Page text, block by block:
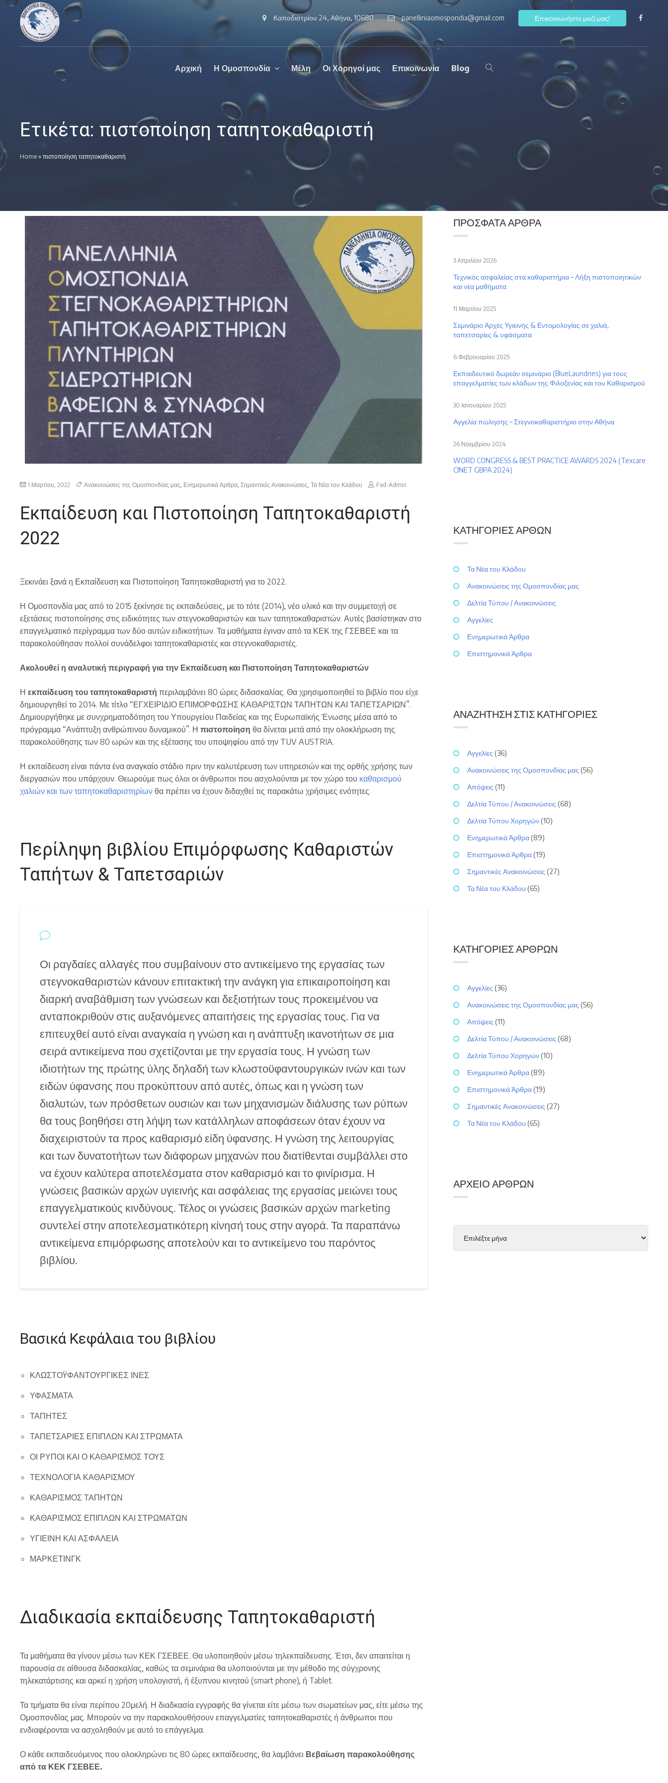
Πανελλήνια
Ομοσπονδία
Καθαριστηρίων
Ο επίσημος
ιστοχώρος της
Πανελλήνια
Ομοσπονδία
Καποδιστρίου 24, Αθήνα, 10680 panelliniaomospondia@gmail.com Επικοινωνήστε μαζί μας!
Αρχική Η Ομοσπονδία Μέλη Οι Χορηγοί μας Επικοινωνία Blog
Ετικέτα: πιστοποίηση ταπητοκαθαριστή
Home » πιστοποίηση ταπητοκαθαριστή
1 Μαρτίου, 2022 Ανακοινώσεις της Ομοσπονδίας μας, Ενημερωτικά Άρθρα, Σημαντικές Ανακοινώσεις, Τα Νέα του Κλάδου Fed-Admin
Εκπαίδευση και Πιστοποίηση Ταπητοκαθαριστή
2022
Ξεκινάει ξανά η Εκπαίδευση και Πιστοποίηση Ταπητοκαθαριστή για το 2022.
Η Ομοσπονδία μας από το 2015 ξεκίνησε τις εκπαιδεύσεις, με το τότε (2014), νέο υλικό και την συμμετοχή σε
εξετάσεις πιστοποίησης στις ειδικότητες των στεγνοκαθαριστών και των ταπητοκαθαριστών. Αυτές βασίστηκαν στο
επαγγελματικό περίγραμμα των δύο αυτών ειδικοτήτων. Τα μαθήματα έγιναν από τα ΚΕΚ της ΓΣΕΒΕΕ και τα
παρακολούθησαν πολλοί συνάδελφοι ταπητοκαθαριστές και στεγνοκαθαριστές.
Ακολουθεί η αναλυτική περιγραφή για την Εκπαίδευση και Πιστοποίηση Ταπητοκαθαριστών
Η εκπαίδευση του ταπητοκαθαριστή περιλαμβάνει 80 ώρες διδασκαλίας. Θα χρησιμοποιηθεί το βιβλίο που είχε
δημιουργηθεί το 2014. Με τίτλο “ΕΓΧΕΙΡΙΔΙΟ ΕΠΙΜΟΡΦΩΣΗΣ ΚΑΘΑΡΙΣΤΩΝ ΤΑΠΗΤΩΝ ΚΑΙ ΤΑΠΕΤΣΑΡΙΩΝ”.
Δημιουργήθηκε με συνχρηματοδότηση του Υπουργείου Παιδείας και της Ευρωπαϊκής Ένωσης μέσα από το
πρόγραμμα “Ανάπτυξη ανθρώπινου δυναμικού”. Η πιστοποίηση θα δίνεται μετά από την ολοκλήρωση της
παρακολούθησης των 80 ωρών και της εξέτασης του υποψηφίου από την TUV AUSTRIA.
Η εκπαίδευση είναι πάντα ένα αναγκαίο στάδιο πριν την καλυτέρευση των υπηρεσιών και της ορθής χρήσης των
διεργασιών που υπάρχουν. Θεωρούμε πως όλοι οι άνθρωποι που ασχολούνται με τον χώρο του καθαρισμού
χαλιών και των ταπητοκαθαριστηρίων θα πρέπει να έχουν διδαχθεί τις παρακάτω χρήσιμες ενότητες.
Περίληψη βιβλίου Επιμόρφωσης Καθαριστών
Ταπήτων & Ταπετσαριών
Οι ραγδαίες αλλαγές που συμβαίνουν στο αντικείμενο της εργασίας των
στεγνοκαθαριστών κάνουν επιτακτική την ανάγκη για επικαιροποίηση και
διαρκή αναβάθμιση των γνώσεων και δεξιοτήτων τους προκειμένου να
ανταποκριθούν στις αυξανόμενες απαιτήσεις της εργασίας τους. Για να
επιτευχθεί αυτό είναι αναγκαία η γνώση και η ανάπτυξη ικανοτήτων σε μια
σειρά αντικείμενα που σχετίζονται με την εργασία τους. Η γνώση των
ιδιοτήτων της πρώτης ύλης δηλαδή των κλωστοϋφαντουργικών ινών και των
ειδών ύφανσης που προκύπτουν από αυτές, όπως και η γνώση των
διαλυτών, των πρόσθετων ουσιών και των μηχανισμών διάλυσης των ρύπων
θα τους βοηθήσει στη λήψη των κατάλληλων αποφάσεων όταν έχουν να
διαχειριστούν τα προς καθαρισμό είδη ύφανσης. Η γνώση της λειτουργίας
και των δυνατοτήτων των διάφορων μηχανών που διατίθενται συμβάλλει στο
να έχουν καλύτερα αποτελέσματα στον καθαρισμό και το φινίρισμα. Η
γνώσεις βασικών αρχών υγιεινής και ασφάλειας της εργασίας μειώνει τους
επαγγελματικούς κινδύνους. Τέλος οι γνώσεις βασικών αρχών marketing
συντελεί στην αποτελεσματικότερη κίνησή τους στην αγορά. Τα παραπάνω
αντικείμενα επιμόρφωσης αποτελούν και το αντικείμενο του παρόντος
βιβλίου.
Βασικά Κεφάλαια του βιβλίου
ΚΛΩΣΤΟΫΦΑΝΤΟΥΡΓΙΚΕΣ ΙΝΕΣ
ΥΦΑΣΜΑΤΑ
ΤΑΠΗΤΕΣ
ΤΑΠΕΤΣΑΡΙΕΣ ΕΠΙΠΛΩΝ ΚΑΙ ΣΤΡΩΜΑΤΑ
ΟΙ ΡΥΠΟΙ ΚΑΙ Ο ΚΑΘΑΡΙΣΜΟΣ ΤΟΥΣ
ΤΕΧΝΟΛΟΓΙΑ ΚΑΘΑΡΙΣΜΟΥ
ΚΑΘΑΡΙΣΜΟΣ ΤΑΠΗΤΩΝ
ΚΑΘΑΡΙΣΜΟΣ ΕΠΙΠΛΩΝ ΚΑΙ ΣΤΡΩΜΑΤΩΝ
ΥΓΙΕΙΝΗ ΚΑΙ ΑΣΦΑΛΕΙΑ
ΜΑΡΚΕΤΙΝΓΚ
Διαδικασία εκπαίδευσης Ταπητοκαθαριστή
Τα μαθήματα θα γίνουν μέσω των ΚΕΚ ΓΣΕΒΕΕ. Θα υλοποιηθούν μέσω τηλεκπαίδευσης. Έτσι, δεν απαιτείται η
παρουσία σε αίθουσα διδασκαλίας, καθώς τα σεμινάρια θα υλοποιούνται με την μέθοδο της σύγχρονης
τηλεκατάρτισης και αρκεί η χρήση υπολογιστή, ή έξυπνου κινητού (smart phone), ή Tablet.
Τα τμήματα θα είναι περίπου 20μελή. Η διαδκασία εγγραφής θα γίνεται είτε μέσω των σωματείων μας, είτε μέσω της
Ομοσπονδίας μας. Μπορούν να την παρακολουθήσουν επαγγελματίες ταπητοκαθαριστές ή άνθρωποι που
ενδιαφέρονται να ασχοληθούν με αυτό το επάγγελμα.
Ο κάθε εκπαιδευόμενος που ολοκληρώνει τις 80 ώρες εκπαίδευσης, θα λαμβάνει Βεβαίωση παρακολούθησης
από τα ΚΕΚ ΓΣΕΒΕΕ.
ΠΡΌΣΦΑΤΑ ΆΡΘΡΑ
Τεχνικός ασφαλείας στα καθαριστήρια – Λήξη πιστοποιητικών
και νέα μαθήματα
3 Απριλίου 2026
Σεμινάριο Αρχές Υγιεινής & Εντομολογίας σε χαλιά,
ταπετσαρίες & υφάσματα
11 Μαρτίου 2025
Εκπαιδευτικό δωρεάν σεμινάριο (BlueLaundries) για τους
επαγγελματίες των κλάδων της Φιλοξενίας και του Καθαρισμού
6 Φεβρουαρίου 2025
Αγγελία πώλησης – Στεγνοκαθαριστήριο στην Αθήνα
30 Ιανουαρίου 2025
WORD CONGRESS & BEST PRACTICE AWARDS 2024 (Texcare
CINET GBPA 2024)
26 Νοεμβρίου 2024
ΚΑΤΗΓΟΡΊΕΣ ΆΡΘΩΝ
Τα Νέα του Κλάδου
Ανακοινώσεις της Ομοσπονδίας μας
Δελτία Τύπου / Ανακοινώσεις
Αγγελίες
Ενημερωτικά Άρθρα
Επιστημονικά Άρθρα
ΑΝΑΖΉΤΗΣΗ ΣΤΙΣ ΚΑΤΗΓΟΡΊΕΣ
Αγγελίες (36)
Ανακοινώσεις της Ομοσπονδίας μας (56)
Απόψεις (11)
Δελτία Τύπου / Ανακοινώσεις (68)
Δελτία Τύπου Χορηγών (10)
Ενημερωτικά Άρθρα (89)
Επιστημονικά Άρθρα (19)
Σημαντικές Ανακοινώσεις (27)
Τα Νέα του Κλάδου (65)
ΚΑΤΗΓΟΡΊΕΣ ΆΡΘΡΩΝ
Αγγελίες (36)
Ανακοινώσεις της Ομοσπονδίας μας (56)
Απόψεις (11)
Δελτία Τύπου / Ανακοινώσεις (68)
Δελτία Τύπου Χορηγών (10)
Ενημερωτικά Άρθρα (89)
Επιστημονικά Άρθρα (19)
Σημαντικές Ανακοινώσεις (27)
Τα Νέα του Κλάδου (65)
ΑΡΧΕΊΟ ΆΡΘΡΩΝ